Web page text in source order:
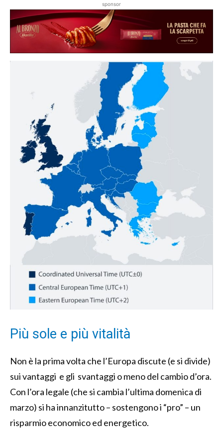
sponsor
Più sole e più vitalità
Non è la prima volta che l’Europa discute (e si divide)
sui vantaggi e gli svantaggi o meno del cambio d’ora.
Con l’ora legale (che si cambia l’ultima domenica di
marzo) si ha innanzitutto – sostengono i “pro” – un
risparmio economico ed energetico.